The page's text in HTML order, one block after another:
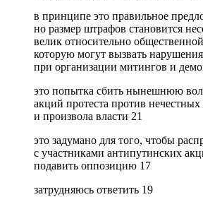
в принципе это правильное
но размер штрафов становится
велик относительно
которую могут вызвать нарушения
при организации митингов и
это попытка сбить нынешнюю
акций протеста против
и произвола власти 21
это задумано для того, чтобы
с участниками антипутинских
подавить оппозицию 17
затрудняюсь ответить 19